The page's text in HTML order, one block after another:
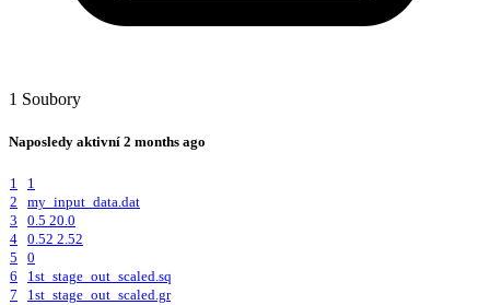
1 Soubory
Naposledy aktivní 2 months ago
1
1
2
my_input_data.dat
3
0.5 20.0
4
0.52 2.52
5
0
6
1st_stage_out_scaled.sq
7
1st_stage_out_scaled.gr